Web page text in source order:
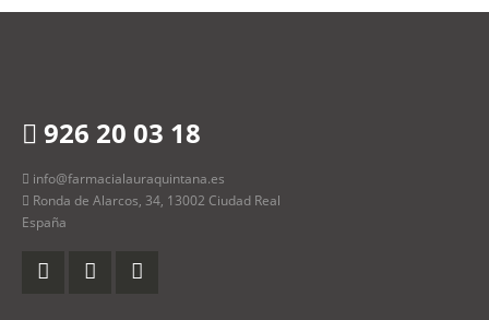
926 20 03 18
info@farmacialauraquintana.es
Ronda de Alarcos, 34, 13002 Ciudad Real
España